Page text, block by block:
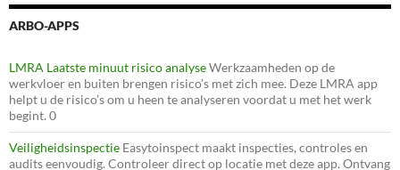
ARBO-APPS
LMRA Laatste minuut risico analyseWerkzaamheden op de
werkvloer en buiten brengen risico’s met zich mee. Deze LMRA app
helpt u de risico’s om u heen te analyseren voordat u met het werk
begint. 0
Veiligheidsinspectie Easytoinspect maakt inspecties, controles en
audits eenvoudig. Controleer direct op locatie met deze app. Ontvang